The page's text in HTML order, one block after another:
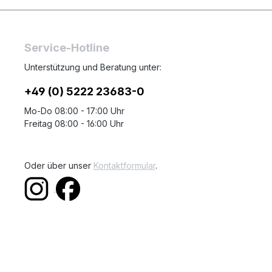
Service-Hotline
Unterstützung und Beratung unter:
+49 (0) 5222 23683-0
Mo-Do 08:00 - 17:00 Uhr
Freitag 08:00 - 16:00 Uhr
Oder über unser Kontaktformular.